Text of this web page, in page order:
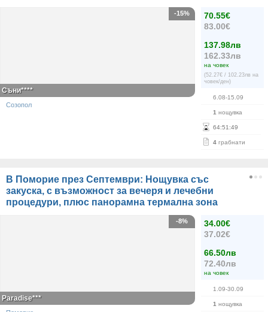
70.55€
83.00€
137.98лв
162.33лв
на човек
(52.27€ / 102.23лв на
човек/ден)
6.08-15.09
1 нощувка
64:51 :49
4 грабнати
-15%
Съни****
Созопол
В Поморие през Септември: Нощувка със
закуска, с възможност за вечеря и лечебни
процедури, плюс панорамна термална зона
34.00€
37.02€
66.50лв
72.40лв
на човек
1.09-30.09
1 нощувка
-8%
Paradise***